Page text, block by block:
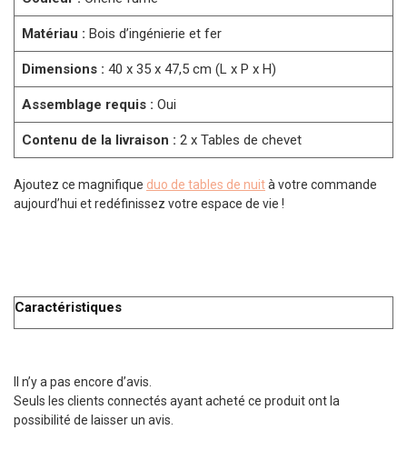
Matériau : Bois d’ingénierie et fer
Dimensions : 40 x 35 x 47,5 cm (L x P x H)
Assemblage requis : Oui
Contenu de la livraison : 2 x Tables de chevet
Ajoutez ce magnifique duo de tables de nuità votre commande
aujourd’hui et redéfinissez votre espace de vie !
Caractéristiques
Il n’y a pas encore d’avis.
Seuls les clients connectés ayant acheté ce produit ont la
possibilité de laisser un avis.